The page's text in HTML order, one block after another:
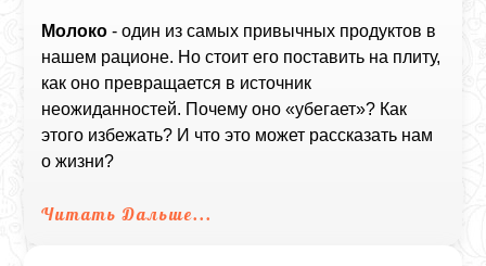
Молоко - один из самых привычных продуктов в
нашем рационе. Но стоит его поставить на плиту,
как оно превращается в источник
неожиданностей. Почему оно «убегает»? Как
этого избежать? И что это может рассказать нам
о жизни?
Читать Дальше...